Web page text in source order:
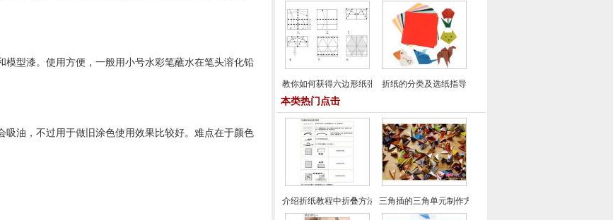
型漆。使用方便，一般用小号水彩笔蘸水在笔头溶化铅
油，不过用于做旧涂色使用效果比较好。难点在于颜色
教你如何获得六边形纸张-折纸基础教程
折纸的分类及选纸指导
本类热门点击
介绍折纸教程中折叠方法的符号与基本折法三角插的三角单元制作方法-3D折纸入门